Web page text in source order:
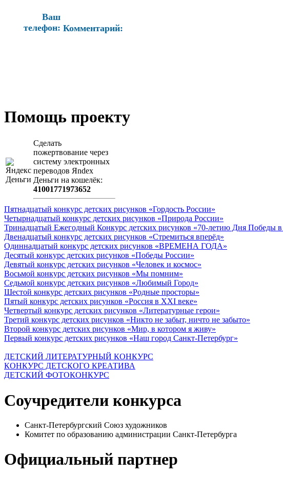
Ваш
телефон: Комментарий:
Помощь проекту
Сделать
пожертвование через
систeму элeктронных
пeрeводов Яndex
Деньги на кошeлёк:
41001771973652
Пятнадцатый конкурс детских рисунков «Гордость России»
Четырнадцатый конкурс детских рисунков «Природа России»
Тринадцатый Ежегодный Конкурс детских рисунков «70-летию Дня Победы
Двенадцатый конкурс детских рисунков «Стремиться вперёд»
Одиннадцатый конкурс детских рисунков «ВРЕМЕНА ГОДА»
Десятый конкурс детских рисунков «Победы России»
Девятый конкурс детских рисунков «Человек и космос»
Восьмой конкурс детских рисунков «Мы помним»
Седьмой конкурс детских рисунков «Любимый Город»
Шестой конкурс детских рисунков «Родные просторы»
Пятый конкурс детских рисунков «Россия в XXI веке»
Четвертый конкурс детских рисунков «Литературные герои»
Третий конкурс детских рисунков «Никто не забыт, ничто не забыто»
Второй конкурс детских рисунков «Мир, в котором я живу»
Первый конкурс детских рисунков «Наш город Санкт-Петербург»
ДЕТСКИЙ ЛИТЕРАТУРНЫЙ КОНКУРС
КОНКУРС ДЕТСКОГО КРЕАТИВА
ДЕТСКИЙ ФОТОКОНКУРС
Соучредители конкурса
Санкт-Петербургский Союз художников
Комитет по образованию администрации Санкт-Петербурга
Официальный партнер